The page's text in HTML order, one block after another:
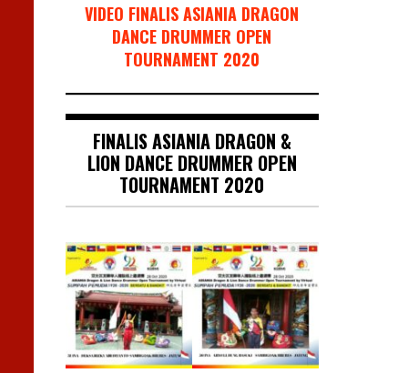
VIDEO FINALIS ASIANIA DRAGON
DANCE DRUMMER OPEN
TOURNAMENT 2020
FINALIS ASIANIA DRAGON &
LION DANCE DRUMMER OPEN
TOURNAMENT 2020